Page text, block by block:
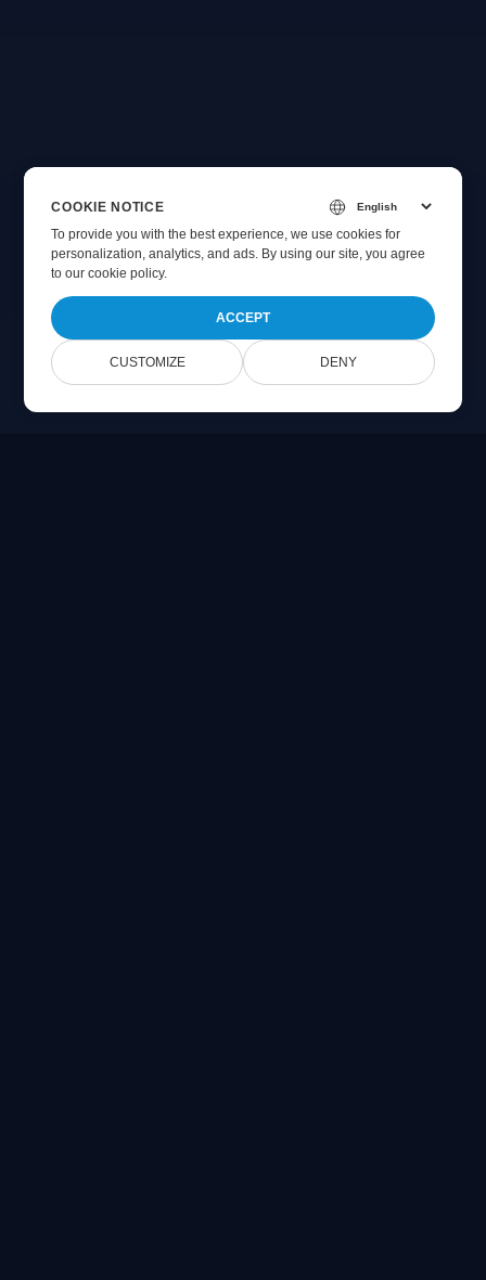
COOKIE NOTICE
To provide you with the best experience, we use cookies for
personalization, analytics, and ads. By using our site, you agree
toour cookie policy.
ACCEPT
CUSTOMIZE DENY